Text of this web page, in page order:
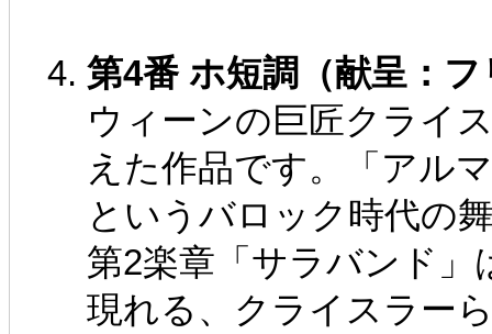
第4番 ホ短調（献呈：
ウィーンの巨匠クライ
えた作品です。「アル
というバロック時代の
第2楽章「サラバンド
現れる、クライスラー